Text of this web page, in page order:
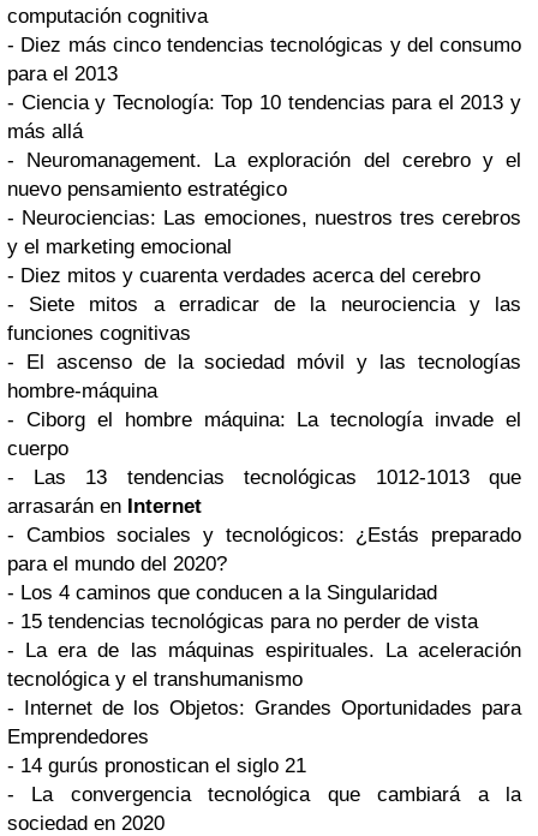
computación cognitiva
- Diez más cinco tendencias tecnológicas y del consumo
para el 2013
- Ciencia y Tecnología: Top 10 tendencias para el 2013 y
más allá
- Neuromanagement. La exploración del cerebro y el
nuevo pensamiento estratégico
- Neurociencias: Las emociones, nuestros tres cerebros
y el marketing emocional
- Diez mitos y cuarenta verdades acerca del cerebro
- Siete mitos a erradicar de la neurociencia y las
funciones cognitivas
- El ascenso de la sociedad móvil y las tecnologías
hombre-máquina
- Ciborg el hombre máquina: La tecnología invade el
cuerpo
- Las 13 tendencias tecnológicas 1012-1013 que
arrasarán en Internet
- Cambios sociales y tecnológicos: ¿Estás preparado
para el mundo del 2020?
- Los 4 caminos que conducen a la Singularidad
- 15 tendencias tecnológicas para no perder de vista
- La era de las máquinas espirituales. La aceleración
tecnológica y el transhumanismo
- Internet de los Objetos: Grandes Oportunidades para
Emprendedores
- 14 gurús pronostican el siglo 21
- La convergencia tecnológica que cambiará a la
sociedad en 2020